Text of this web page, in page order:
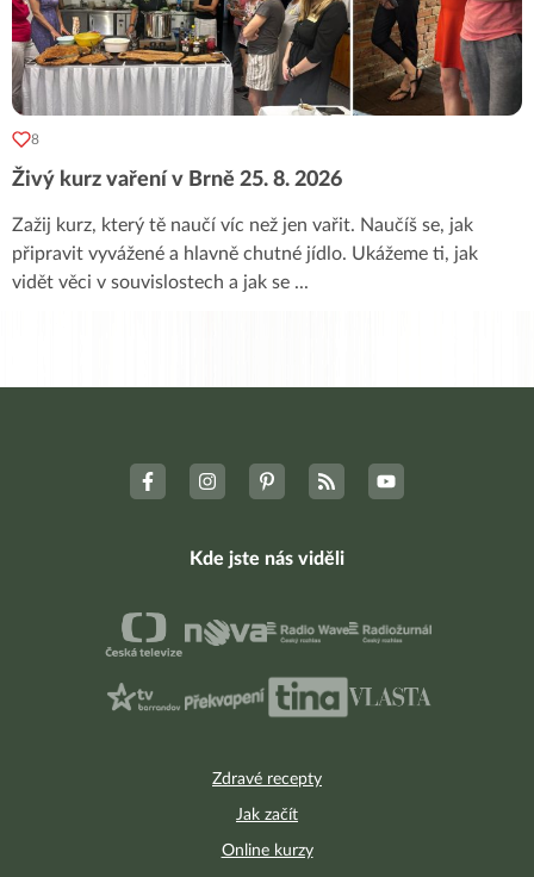
8
Živý kurz vaření v Brně 25. 8. 2026
Zažij kurz, který tě naučí víc než jen vařit. Naučíš se, jak
připravit vyvážené a hlavně chutné jídlo. Ukážeme ti, jak
vidět věci v souvislostech a jak se ...
Zdravé recepty
Jak začít
Online kurzy
Kde jste nás viděli